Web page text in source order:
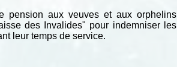
pension aux veuves et aux orphelins
des Invalides" pour indemniser les
leur temps de service.